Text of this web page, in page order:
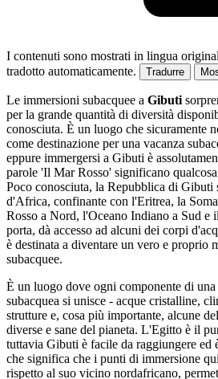
I contenuti sono mostrati in lingua
tradotto automaticamente.
Tradurre
Le immersioni subacquee a Gibuti
per la grande quantità di diversità
conosciuta. È un luogo che sicuramente
come destinazione per una vacanza
eppure immergersi a Gibuti è
parole 'Il Mar Rosso' significano
Poco conosciuta, la Repubblica di Gibuti
d'Africa, confinante con l'Eritrea, la
Rosso a Nord, l'Oceano Indiano a Sud e
porta, dà accesso ad alcuni dei corpi
è destinata a diventare un vero e proprio
subacquee.
È un luogo dove ogni componente di una
subacquea si unisce - acque cristalline,
strutture e, cosa più importante, alcune
diverse e sane del pianeta. L'Egitto è il
tuttavia Gibuti è facile da raggiungere ed
che significa che i punti di immersione
rispetto al suo vicino nordafricano,